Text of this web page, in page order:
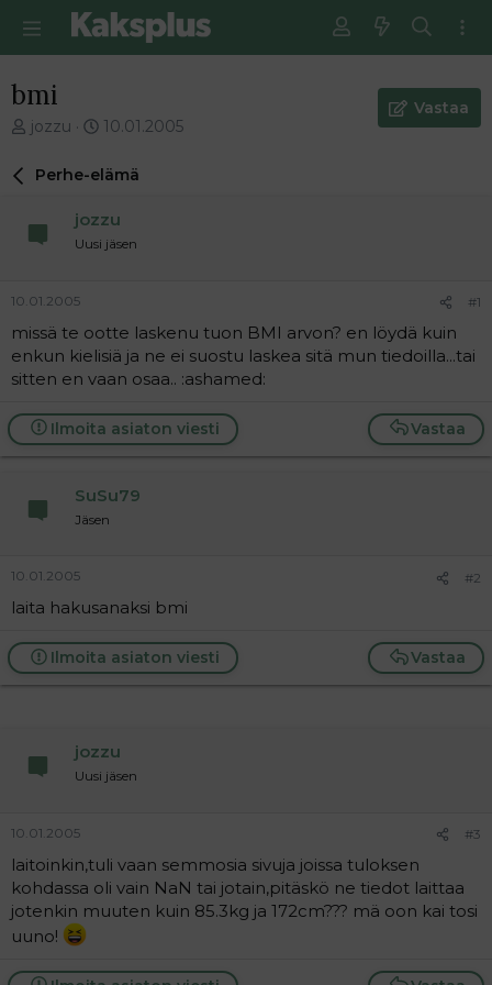
bmi
V
e
i
t
u
n
a
o
i
t
a
j
jozzu
E
s
m
ä
n
v
i
s
t
i
10.01.2005
Vastaa
Perhe-elämä
jozzu
Uusi jäsen
10.01.2005 #1
missä te ootte laskenu tuon BMI arvon? en löydä kuin
enkun kielisiä ja ne ei suostu laskea sitä mun tiedoilla...tai
sitten en vaan osaa.. :ashamed:
Vastaa
Ilmoita asiaton viesti
SuSu79
Jäsen
10.01.2005 #2
laita hakusanaksi bmi
Vastaa
Ilmoita asiaton viesti
jozzu
Uusi jäsen
10.01.2005 #3
laitoinkin,tuli vaan semmosia sivuja joissa tuloksen
kohdassa oli vain NaN tai jotain,pitäskö ne tiedot laittaa
jotenkin muuten kuin 85.3kg ja 172cm??? mä oon kai tosi
uuno!